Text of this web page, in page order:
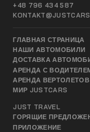
+48 796 434 587
ГЛАВНАЯ СТРАНИЦА
НАШИ АВТОМОБИЛИ
ДОСТАВКА
АРЕНДА С
АРЕНДА ВЕРТОЛЕТОВ
МИР JUSTCARS
JUST TRAVEL
ГОРЯЩИЕ
ПРИЛОЖЕНИЕ